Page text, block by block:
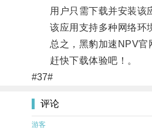
用户只需下载并安装该应
该应用支持多种网络环境
总之，黑豹加速NPV官网
赶快下载体验吧！。
#37#
评论
游客